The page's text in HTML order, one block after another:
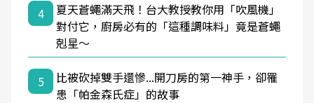
4
夏天蒼蠅滿天飛！台大教授教你用「吹風機」
對付它，廚房必有的「這種調味料」竟是蒼蠅
剋星～
5
比被砍掉雙手還慘...開刀房的第一神手，卻罹
患「帕金森氏症」的故事